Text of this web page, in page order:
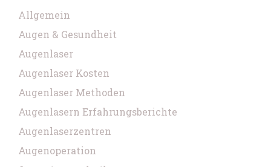
Allgemein
Augen & Gesundheit
Augenlaser
Augenlaser Kosten
Augenlaser Methoden
Augenlasern Erfahrungsberichte
Augenlaserzentren
Augenoperation